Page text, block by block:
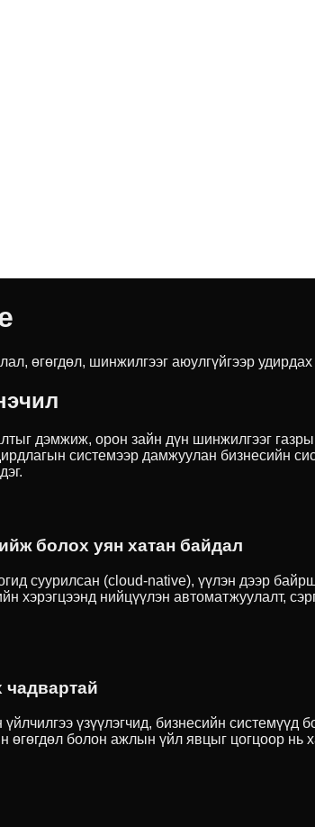
өгөгдөл, шинжилгээг аюулгүйгээр
дэмжиж, орон зайн дүн шинжилгээг
системээр дамжуулан бизнесийн
болох уян хатан байдал
суурилсан (cloud-native), үүлэн дээр
хэрэгцээнд нийцүүлэн автоматжуулалт,
чадвартай
үзүүлэгчид, бизнесийн
өгөгдөл болон ажлын үйл явцыг цогцоор нь